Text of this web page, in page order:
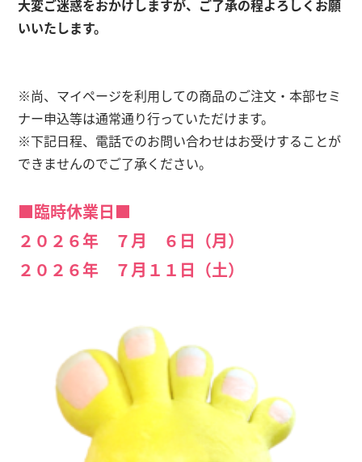
大変ご迷惑をおかけしますが、ご了承の程よろしくお願
いいたします。
※尚、マイページを利用しての商品のご注文・本部セミ
ナー申込等は通常通り行っていただけます。
※下記日程、電話でのお問い合わせはお受けすることが
できませんのでご了承ください。
■臨時休業日■
２０２６年 ７月 ６日（月）
２０２６年 ７月１１日（土）